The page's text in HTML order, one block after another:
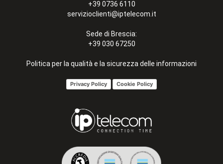
+39 0736 6110
servizioclienti@iptelecom.it
Sede di Brescia:
+39 030 67250
Politica per la qualità e la sicurezza delle informazioni
Privacy Policy Cookie Policy